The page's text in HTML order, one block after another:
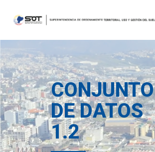
CONJUNTO
DE DATOS
1.2